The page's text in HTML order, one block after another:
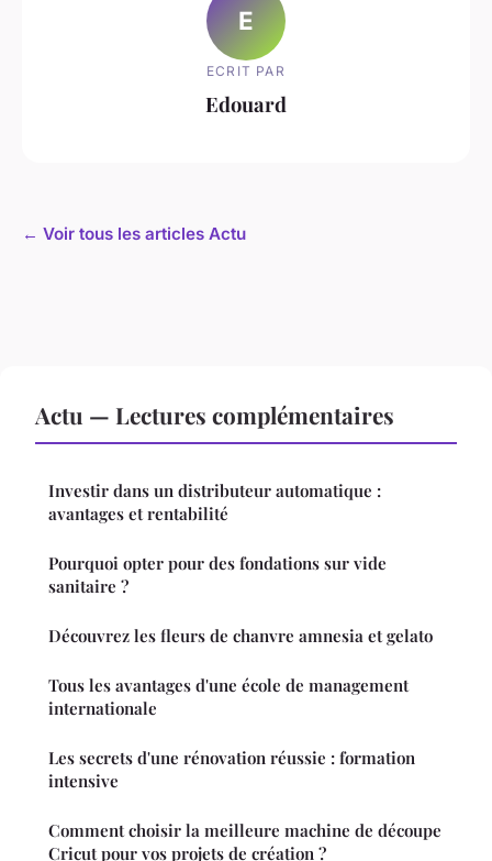
E
ECRIT PAR
Edouard
← Voir tous les articles Actu
Actu — Lectures complémentaires
Investir dans un distributeur automatique :
avantages et rentabilité
Pourquoi opter pour des fondations sur vide
sanitaire ?
Découvrez les fleurs de chanvre amnesia et gelato
Tous les avantages d'une école de management
internationale
Les secrets d'une rénovation réussie : formation
intensive
Comment choisir la meilleure machine de découpe
Cricut pour vos projets de création ?